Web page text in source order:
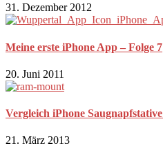
31. Dezember 2012
Meine erste iPhone App – Folge 7
20. Juni 2011
Vergleich iPhone
21. März 2013